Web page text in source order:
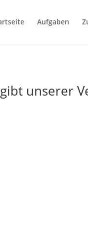
Aufgaben
unserer